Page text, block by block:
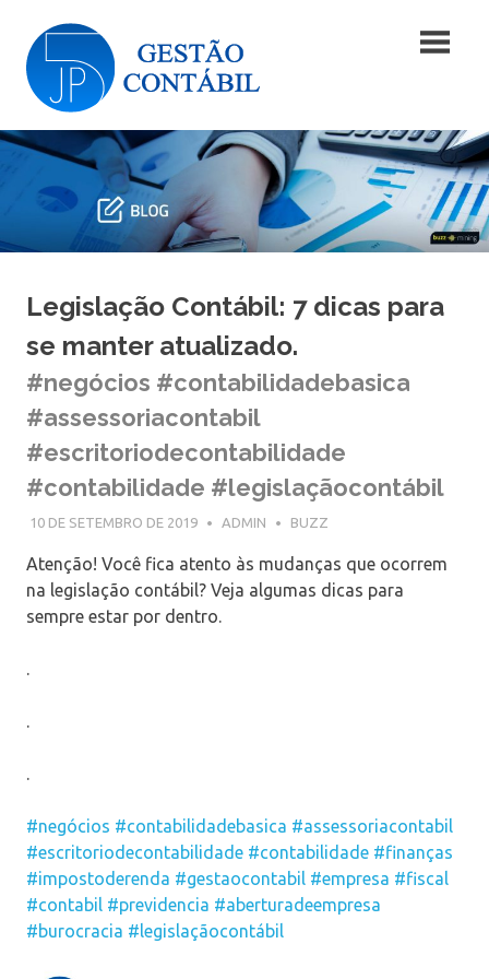
content
JP5
Gestão
Contábil
|
Gestão
Contábil
Legislação Contábil: 7 dicas para
se manter atualizado.
#negócios #contabilidadebasica
#assessoriacontabil
#escritoriodecontabilidade
#contabilidade #legislaçãocontábil
10 DE SETEMBRO DE 2019 ADMIN BUZZ
Atenção! Você fica atento às mudanças que ocorrem
na legislação contábil? Veja algumas dicas para
sempre estar por dentro.
.
.
.
#negócios #contabilidadebasica #assessoriacontabil
#escritoriodecontabilidade #contabilidade #finanças
#impostoderenda #gestaocontabil #empresa #fiscal
#contabil #previdencia #aberturadeempresa
#burocracia #legislaçãocontábil